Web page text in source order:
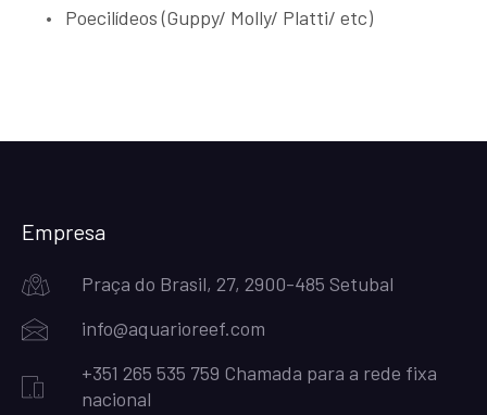
Poecilídeos (Guppy/ Molly/ Platti/ etc)
Empresa
Praça do Brasil, 27, 2900-485 Setubal
info@aquarioreef.com
+351 265 535 759 Chamada para a rede fixa
nacional